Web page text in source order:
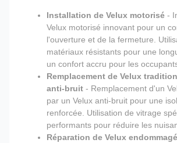
Installation de Velux motorisé -
Velux motorisé innovant pour un
l'ouverture et de la fermeture.
matériaux résistants pour une
un confort accru pour les
Remplacement de Velux
anti-bruit - Remplacement d'un
par un Velux anti-bruit pour une
renforcée. Utilisation de vitrage
performants pour réduire les
Réparation de Velux endommagé